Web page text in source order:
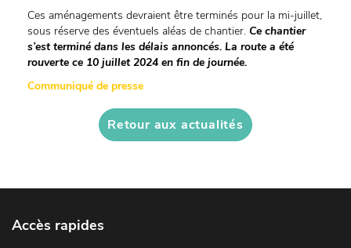
Ces aménagements devraient être terminés pour la mi-juillet,
sous réserve des éventuels aléas de chantier. Ce chantier
s’est terminé dans les délais annoncés. La route a été
rouverte ce 10 juillet 2024 en fin de journée.
Communiqué de presse
Retour aux actualités
Accès rapides